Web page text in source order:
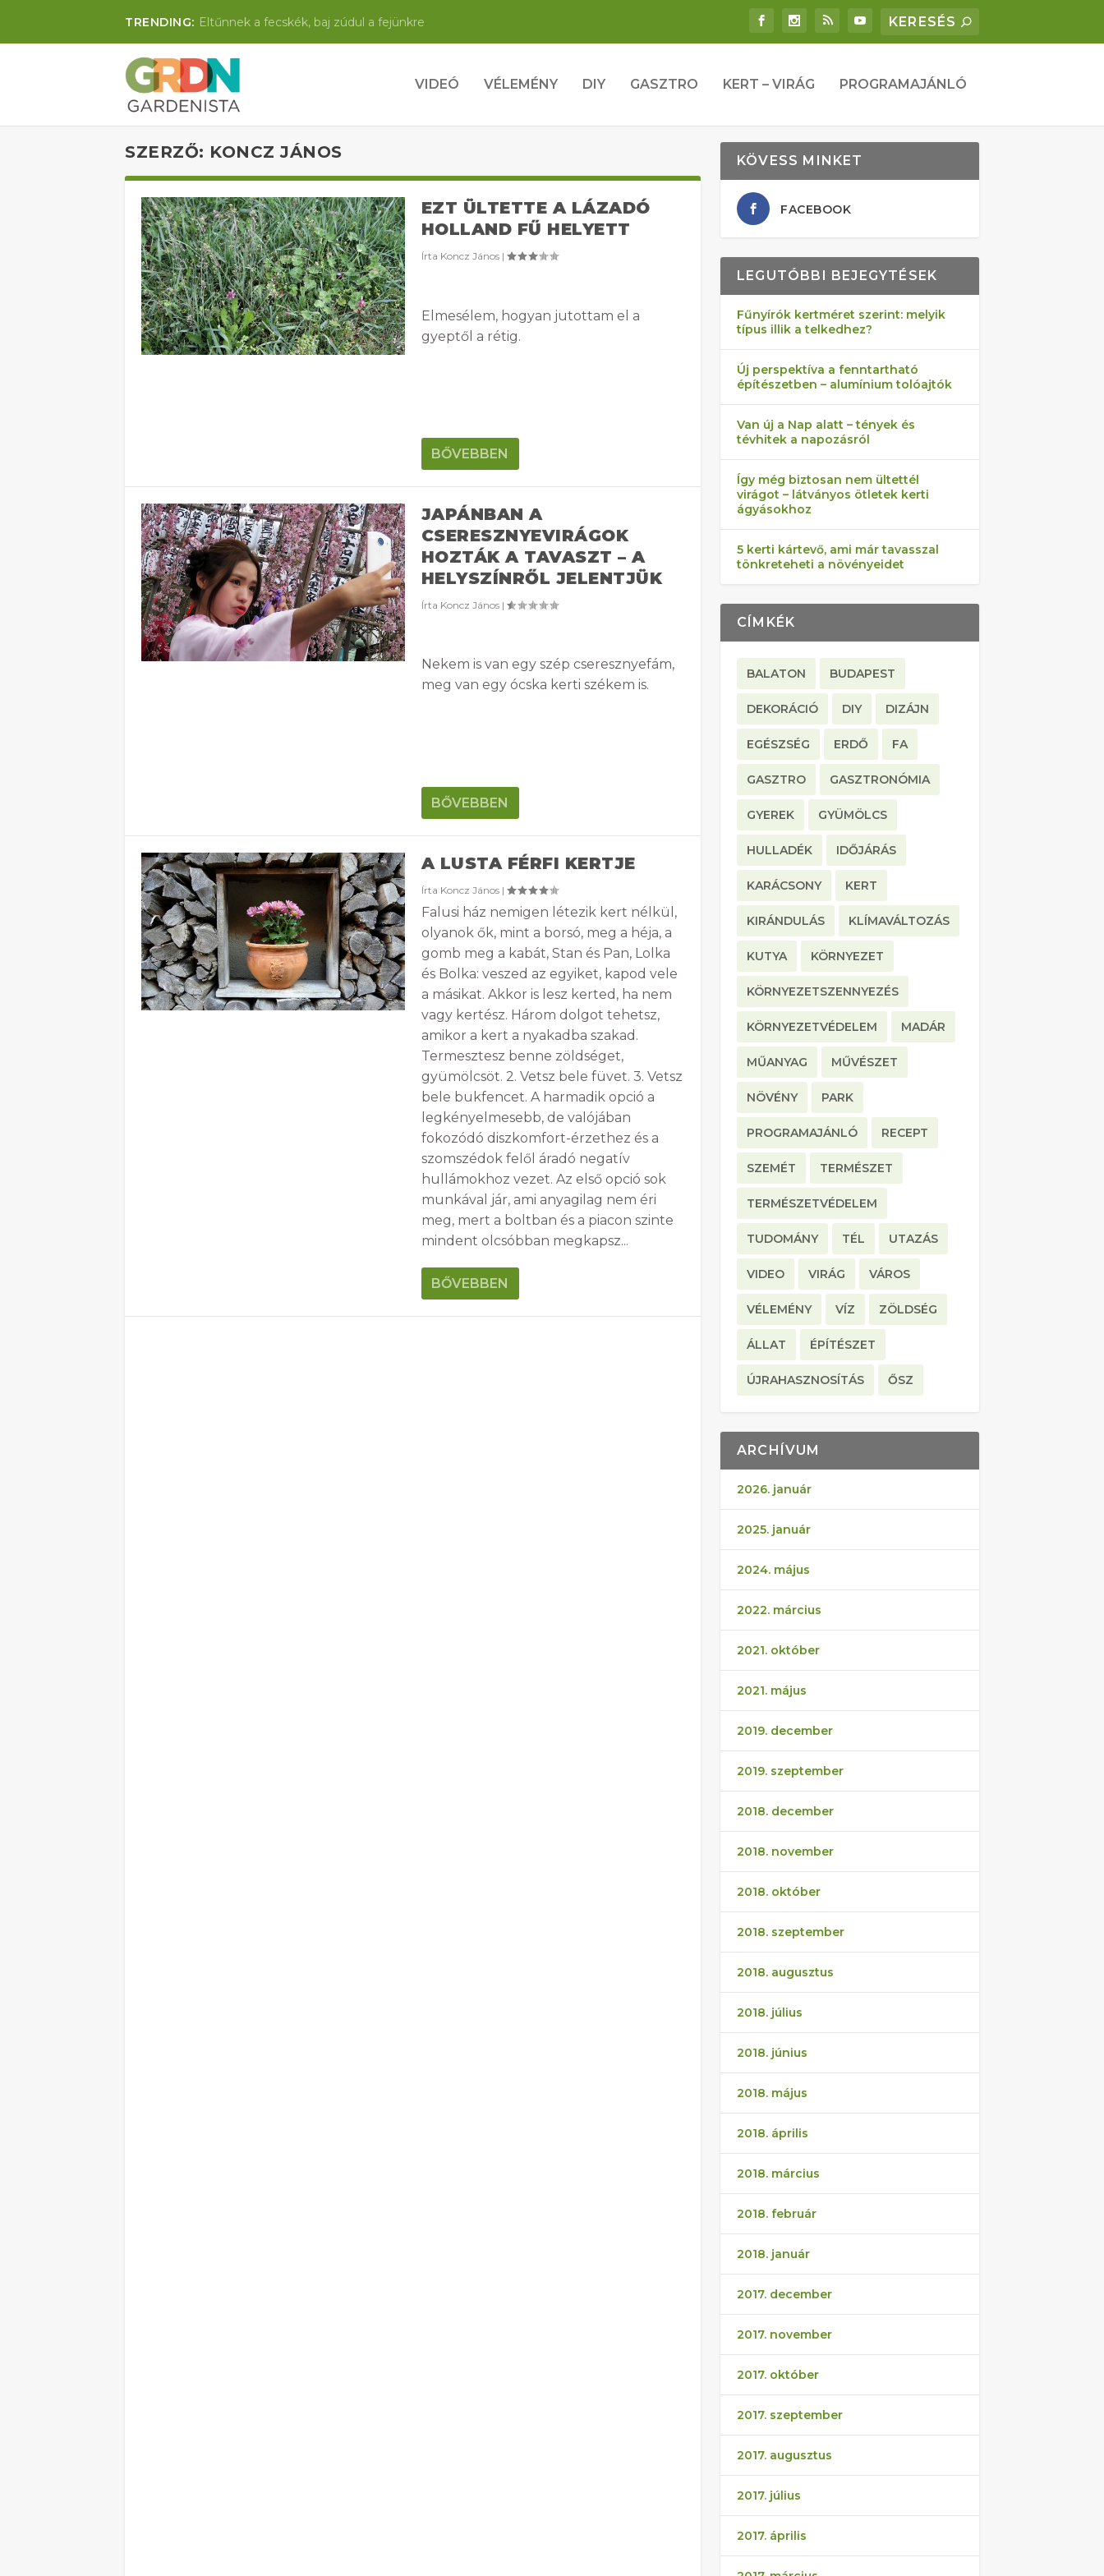
TRENDING: Eltűnnek a fecskék, baj zúdul a fejünkre
VIDEÓ VÉLEMÉNY DIY GASZTRO KERT – VIRÁG PROGRAMAJÁNLÓ
SZERZŐ: KONCZ JÁNOS
EZT ÜLTETTE A LÁZADÓ
HOLLAND FŰ HELYETT
Írta Koncz János|
Elmesélem, hogyan jutottam el a
gyeptől a rétig.
BŐVEBBEN
JAPÁNBAN A
CSERESZNYEVIRÁGOK
HOZTÁK A TAVASZT – A
HELYSZÍNRŐL JELENTJÜK
Írta Koncz János|
Nekem is van egy szép cseresznyefám,
meg van egy ócska kerti székem is.
BŐVEBBEN
A LUSTA FÉRFI KERTJE
Írta Koncz János|
Falusi ház nemigen létezik kert nélkül,
olyanok ők, mint a borsó, meg a héja, a
gomb meg a kabát, Stan és Pan, Lolka
és Bolka: veszed az egyiket, kapod vele
a másikat. Akkor is lesz kerted, ha nem
vagy kertész. Három dolgot tehetsz,
amikor a kert a nyakadba szakad.
Termesztesz benne zöldséget,
gyümölcsöt. 2. Vetsz bele füvet. 3. Vetsz
bele bukfencet. A harmadik opció a
legkényelmesebb, de valójában
fokozódó diszkomfort-érzethez és a
szomszédok felől áradó negatív
hullámokhoz vezet. Az első opció sok
munkával jár, ami anyagilag nem éri
meg, mert a boltban és a piacon szinte
mindent olcsóbban megkapsz...
BŐVEBBEN
KÖVESS MINKET
FACEBOOK
LEGUTÓBBI BEJEGYTÉSEK
Fűnyírók kertméret szerint: melyik
típus illik a telkedhez?
Új perspektíva a fenntartható
építészetben – alumínium tolóajtók
Van új a Nap alatt – tények és
tévhitek a napozásról
Így még biztosan nem ültettél
virágot – látványos ötletek kerti
ágyásokhoz
5 kerti kártevő, ami már tavasszal
tönkreteheti a növényeidet
CÍMKÉK
BALATON BUDAPEST
DEKORÁCIÓ DIY DIZÁJN
EGÉSZSÉG ERDŐ FA
GASZTRO GASZTRONÓMIA
GYEREK GYÜMÖLCS
HULLADÉK IDŐJÁRÁS
KARÁCSONY KERT
KIRÁNDULÁS KLÍMAVÁLTOZÁS
KUTYA KÖRNYEZET
KÖRNYEZETSZENNYEZÉS
KÖRNYEZETVÉDELEM MADÁR
MŰANYAG MŰVÉSZET
NÖVÉNY PARK
PROGRAMAJÁNLÓ RECEPT
SZEMÉT TERMÉSZET
TERMÉSZETVÉDELEM
TUDOMÁNY TÉL UTAZÁS
VIDEO VIRÁG VÁROS
VÉLEMÉNY VÍZ ZÖLDSÉG
ÁLLAT ÉPÍTÉSZET
ÚJRAHASZNOSÍTÁS ŐSZ
ARCHÍVUM
2026. január
2025. január
2024. május
2022. március
2021. október
2021. május
2019. december
2019. szeptember
2018. december
2018. november
2018. október
2018. szeptember
2018. augusztus
2018. július
2018. június
2018. május
2018. április
2018. március
2018. február
2018. január
2017. december
2017. november
2017. október
2017. szeptember
2017. augusztus
2017. július
2017. április